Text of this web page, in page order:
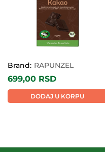
Brand: RAPUNZEL
699,00 RSD
DODAJ U KORPU